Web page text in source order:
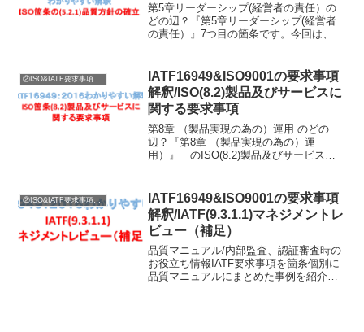
第5章リーダーシップ(経営者の責任）の
どの辺？『第5章リーダーシップ(経営者
の責任）』7つ目の箇条です。今回は、
シップ及びコミットメントISO5.1.1...
IATF16949&ISO9001の要求事項
解釈/ISO(8.2)製品及びサービスに
関する要求事項
第8章 （製品実現の為の）運用 のどの
辺？『第8章 （製品実現の為の）運
用）』 のISO(8.2)製品及びサービスに
て12箇条も有るんだね！（８．２）シリ
ーズ内...
②ISO&IATF要求事項内容説明
IATF16949&ISO9001の要求事項
解釈/IATF(9.3.1.1)マネジメントレ
ビュー（補足）
品質マニュアル/内部監査、認証審査時の
お役立ち情報IATF要求事項を箇条個別に
品質マニュアルにまとめた事例を紹介！